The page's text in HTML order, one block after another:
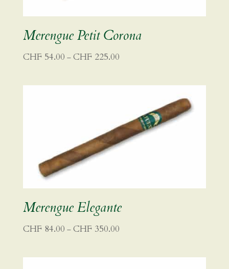
Merengue Petit Corona
CHF 54.00 – CHF 225.00Preisspanne:
Merengue Elegante
CHF 84.00 – CHF 350.00Preisspanne: